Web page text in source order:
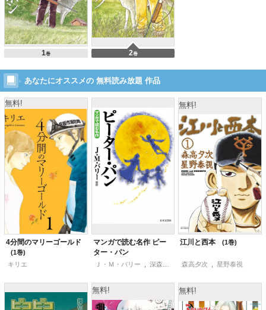
1巻 2巻
あなたにオススメの 無料読み放題 作品
無料!
4分間のマリーゴールド
1
キリエ
マンガで読む名作 ピー
ター・パン
Ｊ・Ｍ・バリー 深森うさ
無料!
江川と西本 1
森高夕次 星野泰視
無料! 無料!